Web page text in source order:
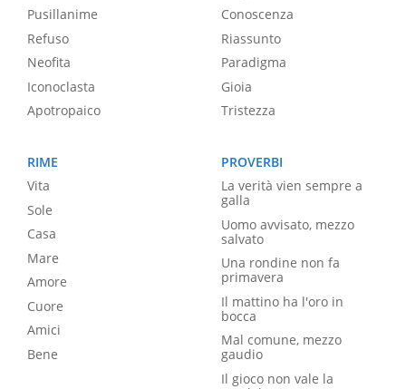
Pusillanime
Refuso
Neofita
Iconoclasta
Apotropaico
Conoscenza
Riassunto
Paradigma
Gioia
Tristezza
RIME
Vita
Sole
Casa
Mare
Amore
Cuore
Amici
Bene
PROVERBI
La verità vien sempre a
galla
Uomo avvisato, mezzo
salvato
Una rondine non fa
primavera
Il mattino ha l'oro in
bocca
Mal comune, mezzo
gaudio
Il gioco non vale la